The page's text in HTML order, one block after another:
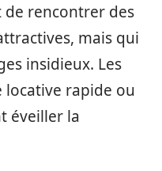
de rencontrer des
mais qui
insidieux. Les
locative rapide ou
éveiller la